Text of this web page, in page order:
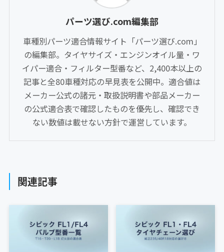
パーツ選び.com編集部
車種別パーツ適合情報サイト「パーツ選び.com」
の編集部。タイヤサイズ・エンジンオイル量・ワ
イパー適合・フィルター型番など、2,400本以上の
記事と全80車種対応の早見表を公開中。適合値は
メーカー公式の諸元・取扱説明書や部品メーカー
の公式適合表で確認したものを優先し、確認でき
ない数値は載せない方針で運営しています。
関連記事